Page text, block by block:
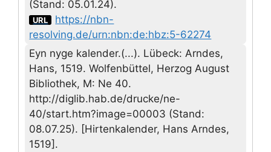
(Stand: 05.01.24).
URL
https://nbn-
resolving.de/urn:nbn:de:hbz:5-62274
Eyn nyge kalender.(...). Lübeck: Arndes,
Hans, 1519. Wolfenbüttel, Herzog August
Bibliothek, M: Ne 40.
http://diglib.hab.de/drucke/ne-
40/start.htm?image=00003 (Stand:
08.07.25). [Hirtenkalender, Hans Arndes,
1519].